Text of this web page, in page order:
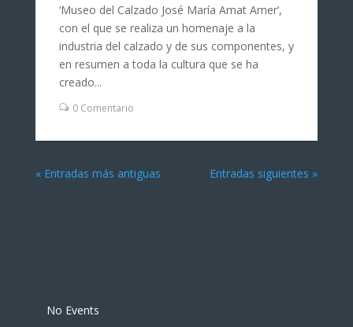
‘Museo del Calzado José María Amat Amer’,
con el que se realiza un homenaje a la
industria del calzado y de sus componentes, y
en resumen a toda la cultura que se ha
creado...
0 Comentario
« Entradas más antiguas Entradas siguientes »
No Events